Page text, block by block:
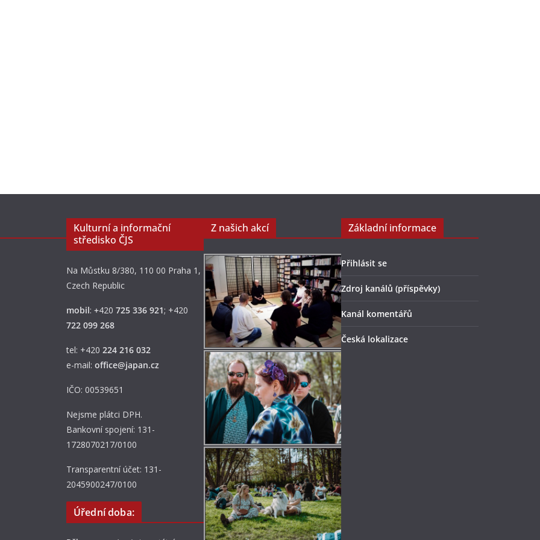
Kulturní a informační
středisko ČJS
Na Můstku 8/380, 110 00 Praha 1,
Czech Republic
mobil: +420 725 336 921; +420
722 099 268
tel: +420 224 216 032
e-mail: office@japan.cz
IČO: 00539651
Nejsme plátci DPH.
Bankovní spojení: 131-
1728070217/0100
Transparentní účet: 131-
2045900247/0100
Úřední doba:
Z našich akcí Základní informace
Přihlásit se
Zdroj kanálů (příspěvky)
Kanál komentářů
Česká lokalizace